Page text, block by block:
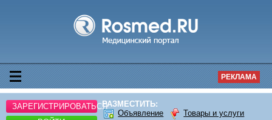
РЕКЛАМА
ЗАРЕГИСТРИРОВАТЬСЯРАЗМЕСТИТЬ:
Объявление
Товары и услуги